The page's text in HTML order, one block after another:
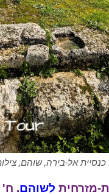
כנסיית אל-בירה, שוהם,
מזרחית לשוהם. ח'